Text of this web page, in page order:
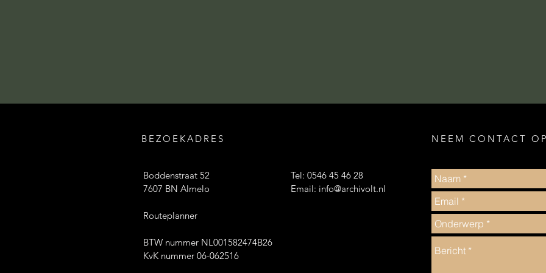
BEZOEKADRES
Boddenstraat 52
7607 BN Almelo
Routeplanner
BTW nummer NL001582474B26
KvK nummer 06-062516
Tel: 0546 45 46 28
Email: info@archivolt.nl
NEEM CONTACT